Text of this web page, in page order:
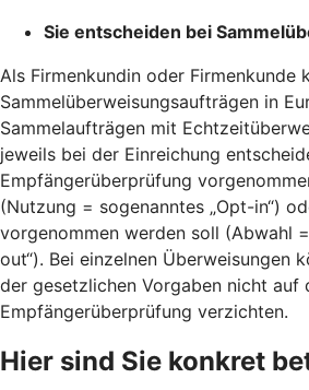
Sie entscheiden bei
Als Firmenkundin oder Firmenkunde
Sammelüberweisungsaufträgen in
Sammelaufträgen mit
jeweils bei der Einreichung
Empfängerüberprüfung
(Nutzung = sogenanntes „Opt-in“)
vorgenommen werden soll (Abwahl
out“). Bei einzelnen Überweisungen
der gesetzlichen Vorgaben nicht auf
Empfängerüberprüfung verzichten.
Hier sind Sie konkret